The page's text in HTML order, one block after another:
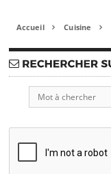
Accueil  Cuisine 